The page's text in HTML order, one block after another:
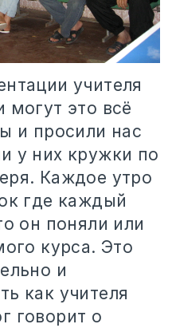
учителя
могут это всё
и просили нас
у них кружки по
Каждое утро
где каждый
он поняли или
курса. Это
и
как учителя
говорит о